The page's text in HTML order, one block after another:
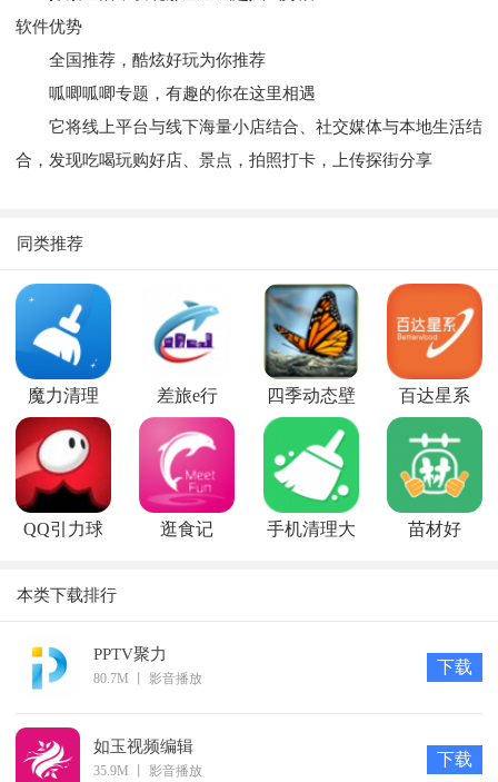
软件优势
全国推荐，酷炫好玩为你推荐
呱唧呱唧专题，有趣的你在这里相遇
它将线上平台与线下海量小店结合、社交媒体与本地生活结
合，发现吃喝玩购好店、景点，拍照打卡，上传探街分享
同类推荐
魔力清理 差旅e行
四季动态壁
百达星系
QQ引力球
逛食记
手机清理大
苗材好
本类下载排行
PPTV聚力
80.7M 影音播放
下载
如玉视频编辑
35.9M 影音播放
下载